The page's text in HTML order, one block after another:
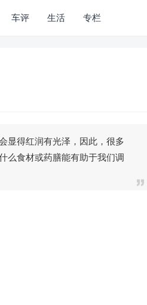
车评 生活 专栏
显得红润有光泽，因此，很多
么食材或药膳能有助于我们调